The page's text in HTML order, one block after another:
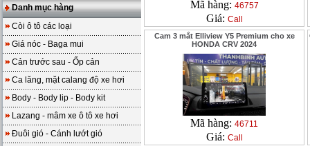
Danh mục hàng
Còi ô tô các loại
Giá nóc - Baga mui
Cản trước sau - Ốp cản
Ca lăng, mặt calang độ xe hơi
Body - Body lip - Body kit
Lazang - mâm xe ô tô xe hơi
Đuôi gió - Cánh lướt gió
Mã hàng: 46757
Giá: Call
Cam 3 mắt Elliview Y5 Premium cho xe
HONDA CRV 2024
Mã hàng: 46711
Giá: Call